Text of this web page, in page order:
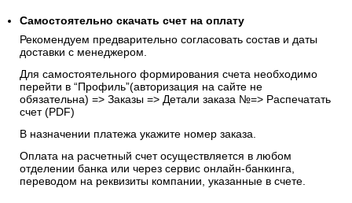
Самостоятельно скачать счет на оплату
Рекомендуем предварительно согласовать состав и даты
доставки с менеджером.
Для самостоятельного формирования счета необходимо
перейти в “Профиль”(авторизация на сайте не
обязательна) => Заказы => Детали заказа №=> Распечатать
счет (PDF)
В назначении платежа укажите номер заказа.
Оплата на расчетный счет осуществляется в любом
отделении банка или через сервис онлайн-банкинга,
переводом на реквизиты компании, указанные в счете.